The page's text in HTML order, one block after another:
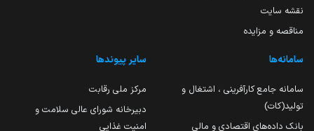
نقشه سایت
مناقصه و مزایده
سامانه‌ها
سامانه جامع کارآفرینی ، اشتغال و
تولید(کات)
بانک داده‌های اقتصادی و مالی
سایر پیوندها
مرکز ملی رقابت
دبیرخانه شورای عالی سلامت و
امنیت غذایی